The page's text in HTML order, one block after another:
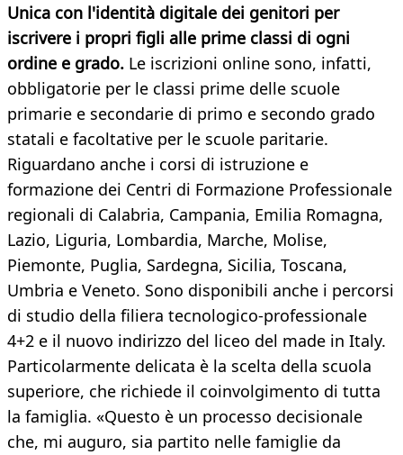
Unica con l'identità digitale dei genitori per
iscrivere i propri figli alle prime classi di ogni
ordine e grado. Le iscrizioni online sono, infatti,
obbligatorie per le classi prime delle scuole
primarie e secondarie di primo e secondo grado
statali e facoltative per le scuole paritarie.
Riguardano anche i corsi di istruzione e
formazione dei Centri di Formazione Professionale
regionali di Calabria, Campania, Emilia Romagna,
Lazio, Liguria, Lombardia, Marche, Molise,
Piemonte, Puglia, Sardegna, Sicilia, Toscana,
Umbria e Veneto. Sono disponibili anche i percorsi
di studio della filiera tecnologico-professionale
4+2 e il nuovo indirizzo del liceo del made in Italy.
Particolarmente delicata è la scelta della scuola
superiore, che richiede il coinvolgimento di tutta
la famiglia. «Questo è un processo decisionale
che, mi auguro, sia partito nelle famiglie da